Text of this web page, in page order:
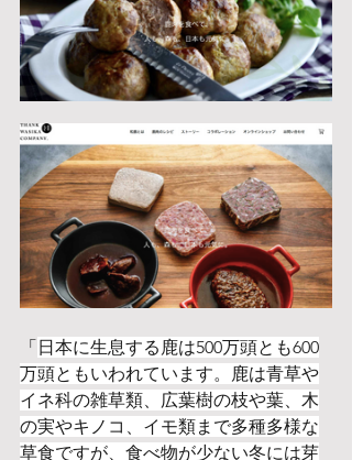
「日本に生息する鹿は500万頭とも600
万頭ともいわれています。鹿は青草や
イネ科の雑草類、広葉樹の枝や葉、木
の実やキノコ、イモ類まで多種多様な
草食ですが、食べ物が少ない冬には芽